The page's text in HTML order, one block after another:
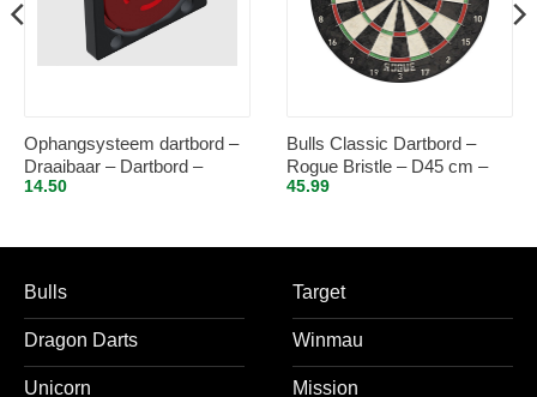
Ophangsysteem dartbord –
Draaibaar – Dartbord –
Bevestiging – 3D geprint
14.50
Bulls Classic Dartbord –
Rogue Bristle – D45 cm –
ophangsysteem –
45.99
Bulls
Dragon Darts
Unicorn
Target
Winmau
Mission